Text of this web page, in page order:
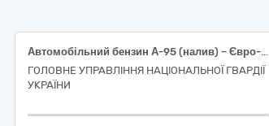
Автомобільний бензин А-95 (налив) – Євро-5 – Е5 (Е0)
ГОЛОВНЕ УПРАВЛІННЯ НАЦІОНАЛЬНОЇ ГВАРДІЇ
УКРАЇНИ